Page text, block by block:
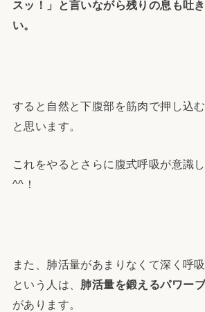
スッ！」と言いながら残りの息も吐
い。
すると自然と下腹部を筋肉で押し込
と思います。
これをやるとさらに腹式呼吸が意識
^^！
また、肺活量があまりなくて深く呼
という人は、 肺活量を鍛えるパワー
があります。